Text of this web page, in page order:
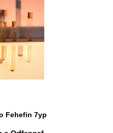
Fehefin 7yp